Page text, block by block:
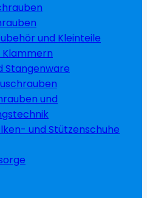
und Kleinteile
Klammern
Stangenware
und
und Stützenschuhe